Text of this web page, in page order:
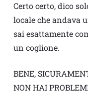
Certo certo, dico
locale che andava
sai esattamente
un coglione.
BENE,
NON HAI